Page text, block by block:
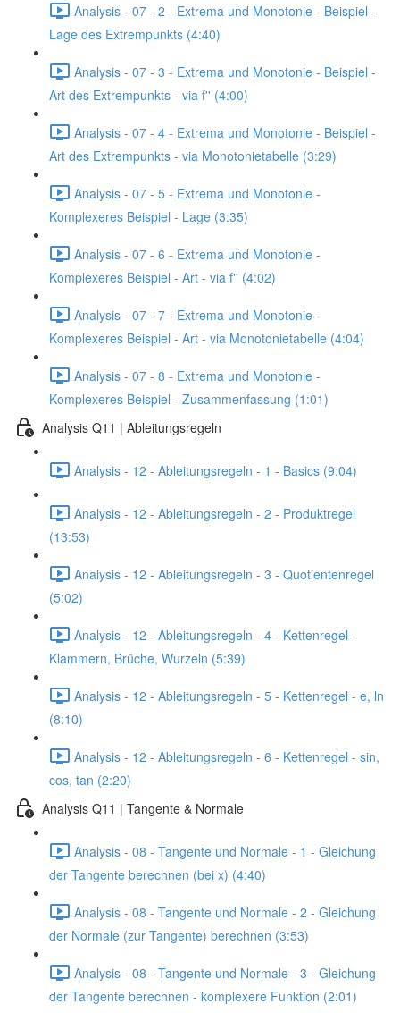
Analysis - 07 - 2 - Extrema und Monotonie - Beispiel -
Lage des Extrempunkts (4:40)
Analysis - 07 - 3 - Extrema und Monotonie - Beispiel -
Art des Extrempunkts - via f'' (4:00)
Analysis - 07 - 4 - Extrema und Monotonie - Beispiel -
Art des Extrempunkts - via Monotonietabelle (3:29)
Analysis - 07 - 5 - Extrema und Monotonie -
Komplexeres Beispiel - Lage (3:35)
Analysis - 07 - 6 - Extrema und Monotonie -
Komplexeres Beispiel - Art - via f'' (4:02)
Analysis - 07 - 7 - Extrema und Monotonie -
Komplexeres Beispiel - Art - via Monotonietabelle (4:04)
Analysis - 07 - 8 - Extrema und Monotonie -
Komplexeres Beispiel - Zusammenfassung (1:01)
Analysis Q11 | Ableitungsregeln
Analysis - 12 - Ableitungsregeln - 1 - Basics (9:04)
Analysis - 12 - Ableitungsregeln - 2 - Produktregel
(13:53)
Analysis - 12 - Ableitungsregeln - 3 - Quotientenregel
(5:02)
Analysis - 12 - Ableitungsregeln - 4 - Kettenregel -
Klammern, Brüche, Wurzeln (5:39)
Analysis - 12 - Ableitungsregeln - 5 - Kettenregel - e, ln
(8:10)
Analysis - 12 - Ableitungsregeln - 6 - Kettenregel - sin,
cos, tan (2:20)
Analysis Q11 | Tangente & Normale
Analysis - 08 - Tangente und Normale - 1 - Gleichung
der Tangente berechnen (bei x) (4:40)
Analysis - 08 - Tangente und Normale - 2 - Gleichung
der Normale (zur Tangente) berechnen (3:53)
Analysis - 08 - Tangente und Normale - 3 - Gleichung
der Tangente berechnen - komplexere Funktion (2:01)